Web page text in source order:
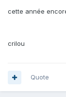
cette année
crilou
Quote